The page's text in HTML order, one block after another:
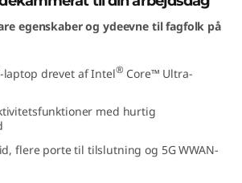
egenskaber og ydeevne til fagfolk på
laptop drevet af Intel® Core™ Ultra-
med hurtig
flere porte til tilslutning og 5G WWAN-